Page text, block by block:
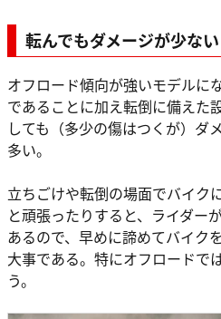
転んでもダメージが少ない
オフロード傾向が強いモデルに
であることに加え転倒に備えた
しても（多少の傷はつくが）ダ
多い。
立ちごけや転倒の場面でバイク
と頑張ったりすると、ライダー
あるので、早めに諦めてバイク
大事である。特にオフロードで
う。